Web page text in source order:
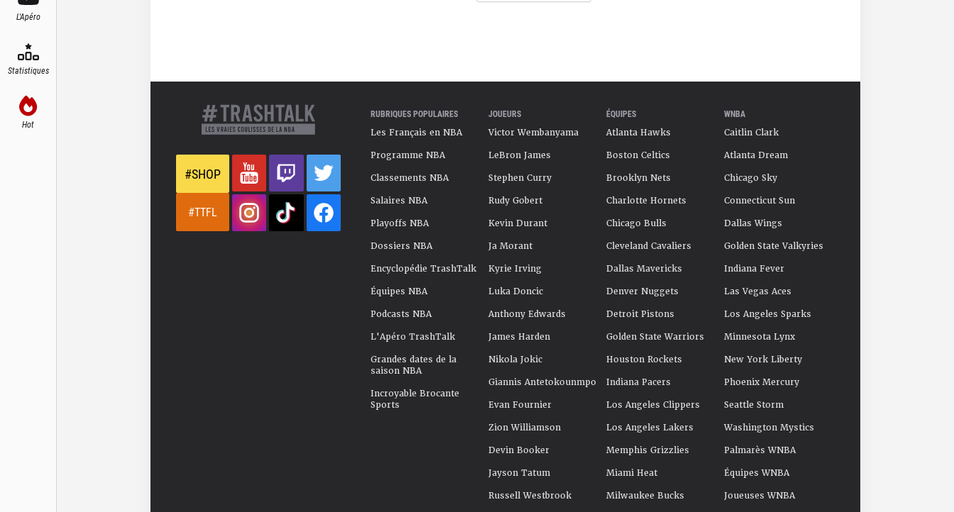
L'Apéro
Statistiques
Hot
#SHOP
#TTFL
RUBRIQUES POPULAIRES
Les Français en NBA
Programme NBA
Classements NBA
Salaires NBA
Playoffs NBA
Dossiers NBA
Encyclopédie TrashTalk
Équipes NBA
Podcasts NBA
L'Apéro TrashTalk
Grandes dates de la
saison NBA
Incroyable Brocante
Sports
JOUEURS
Victor Wembanyama
LeBron James
Stephen Curry
Rudy Gobert
Kevin Durant
Ja Morant
Kyrie Irving
Luka Doncic
Anthony Edwards
James Harden
Nikola Jokic
Giannis Antetokounmpo
Evan Fournier
Zion Williamson
Devin Booker
Jayson Tatum
Russell Westbrook
ÉQUIPES
Atlanta Hawks
Boston Celtics
Brooklyn Nets
Charlotte Hornets
Chicago Bulls
Cleveland Cavaliers
Dallas Mavericks
Denver Nuggets
Detroit Pistons
Golden State Warriors
Houston Rockets
Indiana Pacers
Los Angeles Clippers
Los Angeles Lakers
Memphis Grizzlies
Miami Heat
Milwaukee Bucks
WNBA
Caitlin Clark
Atlanta Dream
Chicago Sky
Connecticut Sun
Dallas Wings
Golden State Valkyries
Indiana Fever
Las Vegas Aces
Los Angeles Sparks
Minnesota Lynx
New York Liberty
Phoenix Mercury
Seattle Storm
Washington Mystics
Palmarès WNBA
Équipes WNBA
Joueuses WNBA